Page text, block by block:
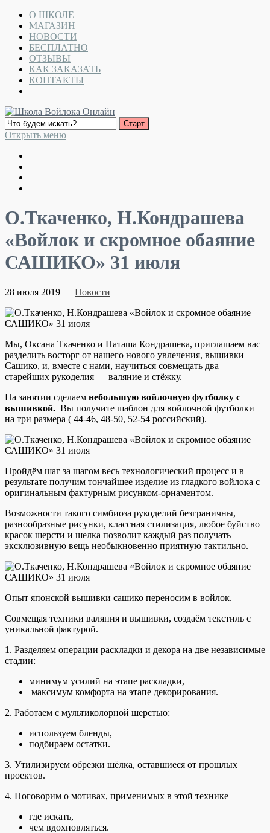
О ШКОЛЕ
МАГАЗИН
НОВОСТИ
БЕСПЛАТНО
ОТЗЫВЫ
КАК ЗАКАЗАТЬ
КОНТАКТЫ
Открыть меню
О.Ткаченко, Н.Кондрашева
«Войлок и скромное обаяние
САШИКО» 31 июля
28 июля 2019 Новости
Мы, Оксана Ткаченко и Наташа Кондрашева, приглашаем вас
разделить восторг от нашего нового увлечения, вышивки
Сашико, и, вместе с нами, научиться совмещать два
старейших рукоделия — валяние и стёжку.
На занятии сделаем небольшую войлочную футболку с
вышивкой. Вы получите шаблон для войлочной футболки
на три размера ( 44-46, 48-50, 52-54 российский).
Пройдём шаг за шагом весь технологический процесс и в
результате получим тончайшее изделие из гладкого войлока с
оригинальным фактурным рисунком-орнаментом.
Возможности такого симбиоза рукоделий безграничны,
разнообразные рисунки, классная стилизация, любое буйство
красок шерсти и шелка позволит каждый раз получать
эксклюзивную вещь необыкновенно приятную тактильно.
Опыт японской вышивки сашико переносим в войлок.
Совмещая техники валяния и вышивки, создаём текстиль с
уникальной фактурой.
1. Разделяем операции раскладки и декора на две независимые
стадии:
минимум усилий на этапе раскладки,
максимум комфорта на этапе декорирования.
2. Работаем с мультиколорной шерстью:
используем бленды,
подбираем остатки.
3. Утилизируем обрезки шёлка, оставшиеся от прошлых
проектов.
4. Поговорим о мотивах, применимых в этой технике
где искать,
чем вдохновляться.